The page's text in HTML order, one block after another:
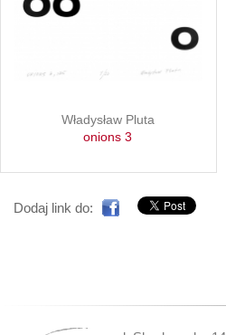
Władysław Pluta
onions 3
Dodaj link do: